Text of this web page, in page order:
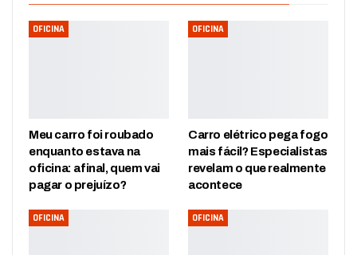
OFICINA
Meu carro foi roubado
enquanto estava na
oficina: afinal, quem vai
pagar o prejuízo?
OFICINA
Carro elétrico pega fogo
mais fácil? Especialistas
revelam o que realmente
acontece
OFICINA OFICINA